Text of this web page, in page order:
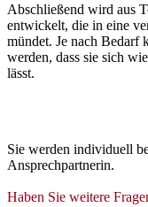
Abschließend wird aus
entwickelt, die in eine
mündet. Je nach Bedarf
werden, dass sie sich
lässt.
Sie werden individuell
Ansprechpartnerin.
Haben Sie weitere